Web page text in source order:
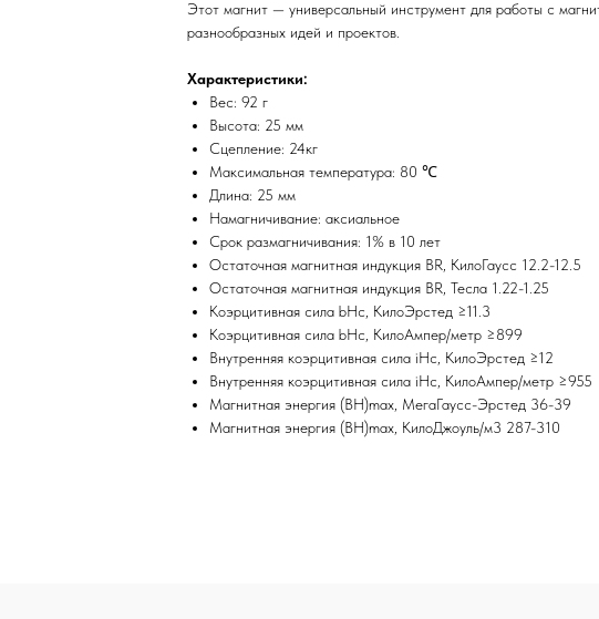
Этот магнит — универсальный инструмент для работы с
разнообразных идей и проектов.
Характеристики:
Вес: 92 г
Высота: 25 мм
Сцепление: 24кг
Максимальная температура: 80 ℃
Длина: 25 мм
Намагничивание: аксиальное
Срок размагничивания: 1% в 10 лет
Остаточная магнитная индукция BR, КилоГаусс 12.2-12.5
Остаточная магнитная индукция BR, Тесла 1.22-1.25
Коэрцитивная сила bHc, КилоЭрстед ≥11.3
Коэрцитивная сила bHc, КилоАмпер/метр ≥899
Внутренняя коэрцитивная сила iHc, КилоЭрстед ≥12
Внутренняя коэрцитивная сила iHc, КилоАмпер/метр ≥955
Магнитная энергия (BH)max, МегаГаусс-Эрстед 36-39
Магнитная энергия (BH)max, КилоДжоуль/м3 287-310